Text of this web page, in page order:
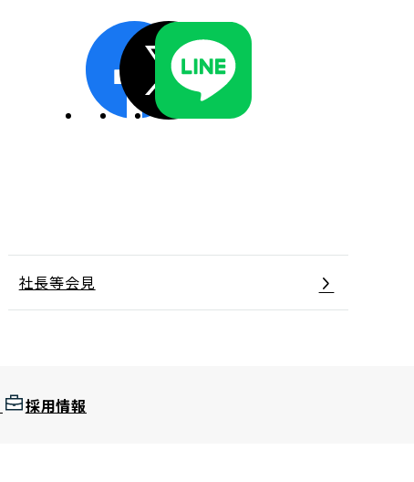
ディスクロージャーポリシー／適時開示体制
社長等会見
採用情報